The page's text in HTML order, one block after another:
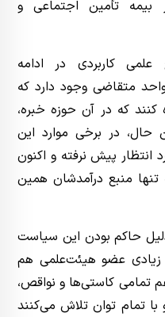
بیمه تأمین اجتماعی و
کاربردی در ادامه
متقاضی وجود دارد که
کنند که در آن حوزه خبره،
حال، در برخی موارد این
انتظار پیش نرفته و اکنون
منبع درآمدشان همین
حاکم بودن این سیاست
زیادی عضو هیئت‌علمی هم
تمامی کاستی‌ها و نواقص،
با تمام توان تلاش می‌کنند